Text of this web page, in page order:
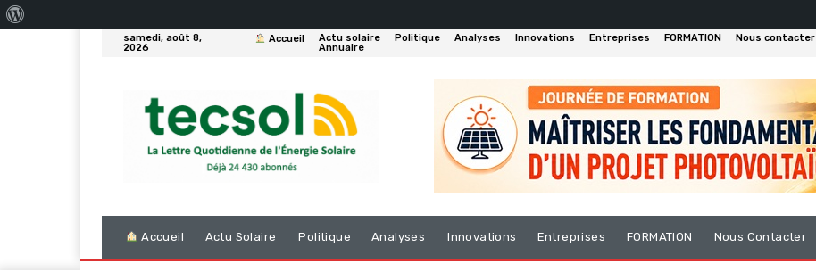
samedi, août 8,
2026
Accueil Actu solaire Politique Analyses Innovations Entreprises FORMATION
Nous contacter
Annuaire
Accueil Actu Solaire Politique Analyses Innovations Entreprises FORMATION Nous Contacter